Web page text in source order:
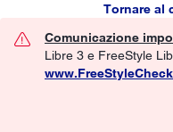
Tornare al
Comunicazione
Libre 3 e FreeStyle